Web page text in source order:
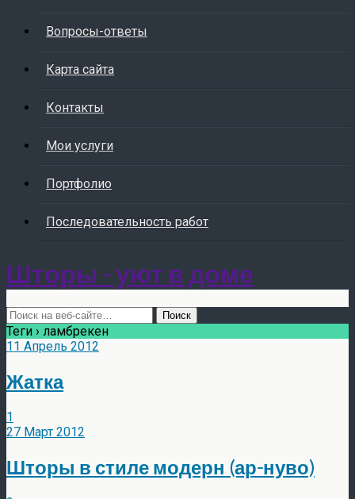
Вопросы-ответы
Карта сайта
Контакты
Мои услуги
Портфолио
Последовательность работ
Шторы - уют в доме
Теги › ламбрекен
11 Апрель 2012
Жатка
1
27 Март 2012
Шторы в стиле модерн (ар-нуво)